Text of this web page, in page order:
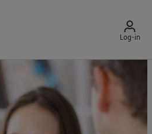
Log-in